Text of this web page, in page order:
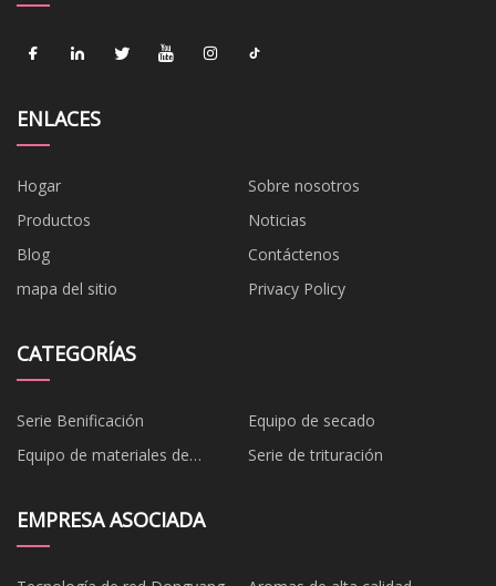
ENLACES
Hogar
Sobre nosotros
Productos
Noticias
Blog
Contáctenos
mapa del sitio
Privacy Policy
CATEGORÍAS
Serie Benificación
Equipo de secado
Equipo de materiales de
Serie de trituración
EMPRESA ASOCIADA